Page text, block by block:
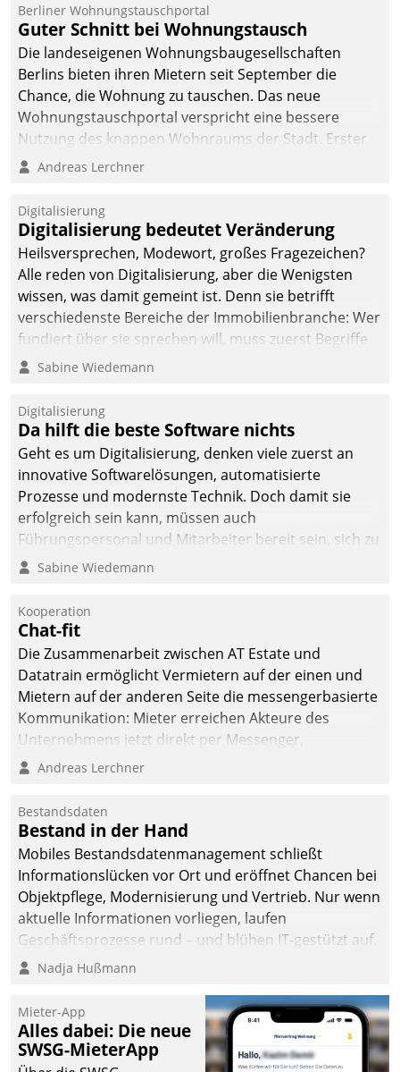
Berliner Wohnungstauschportal
Guter Schnitt bei Wohnungstausch
Die landeseigenen Wohnungsbaugesellschaften
Berlins bieten ihren Mietern seit September die
Chance, die Wohnung zu tauschen. Das neue
Wohnungstauschportal verspricht eine bessere
Nutzung des knappen Wohnraums der Stadt. Erster
Anwendungsfall für Datatrains Lösung API-Hub mit
Unternehmen.
Andreas Lerchner
Digitalisierung
Digitalisierung bedeutet Veränderung
Heilsversprechen, Modewort, großes Fragezeichen?
Alle reden von Digitalisierung, aber die Wenigsten
wissen, was damit gemeint ist. Denn sie betrifft
verschiedenste Bereiche der Immobilienbranche: Wer
fundiert über sie sprechen will, muss zuerst Begriffe
klären. Ein Aspekt ist die betriebliche Optimierung:
Einsparungen durch optimierte und automatisierte
Prozesse. Doch man darf nicht zu viel erwarten: Allein
mit der Einführung einer neuen Software ist es nicht
getan. Die Digitalisierung erfordert von Unternehmen
die Bereitschaft, sich zu überprüfen, zu hinterfragen
und zu verändern.
Sabine Wiedemann
Digitalisierung
Da hilft die beste Software nichts
Geht es um Digitalisierung, denken viele zuerst an
innovative Softwarelösungen, automatisierte
Prozesse und modernste Technik. Doch damit sie
erfolgreich sein kann, müssen auch
Führungspersonal und Mitarbeiter bereit sein, sich zu
verändern und anzupassen, sonst werden sie an ihr
Sabine Wiedemann
Kooperation
Chat-fit
Die Zusammenarbeit zwischen AT Estate und
Datatrain ermöglicht Vermietern auf der einen und
Mietern auf der anderen Seite die messengerbasierte
Kommunikation: Mieter erreichen Akteure des
Unternehmens jetzt direkt per Messenger,
Mitarbeiter oder Dienstleister empfangen oder
Andreas Lerchner
Bestandsdaten
Bestand in der Hand
Mobiles Bestandsdatenmanagement schließt
Informationslücken vor Ort und eröffnet Chancen bei
Objektpflege, Modernisierung und Vertrieb. Nur wenn
aktuelle Informationen vorliegen, laufen
Geschäftsprozesse rund – und blühen IT-gestützt auf.
Nadja Hußmann
Mieter-App
Alles dabei: Die neue
SWSG-MieterApp